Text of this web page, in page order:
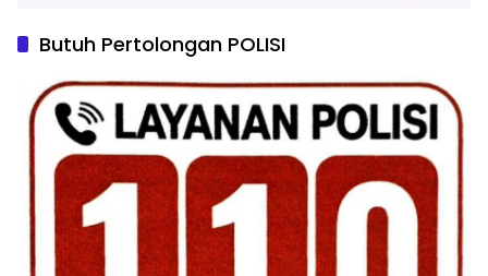
Butuh Pertolongan POLISI